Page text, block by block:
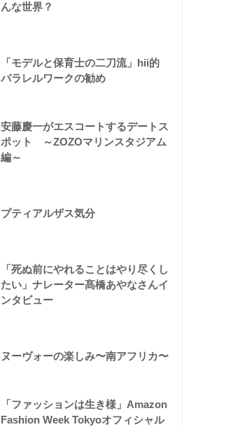
んな世界？
「モデルと保育士の二刀流」hii的
パラレルワークの勧め
安藤慶一がエスコートするデートス
ポット ～ZOZOマリンスタジアム
編～
プティアルザス気分
「死ぬ前にやれることはやり尽くし
たい」ナレーター髙橋あやなさんイ
ンタビュー
ヌーヴォーの楽しみ〜南アフリカ〜
「ファッションは生き様」Amazon
Fashion Week Tokyoオフィシャル